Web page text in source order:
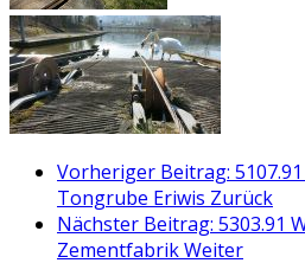
Vorheriger Beitrag:
Tongrube Eriwis Zurück
Nächster Beitrag: 5303.91
ZementfabrikWeiter